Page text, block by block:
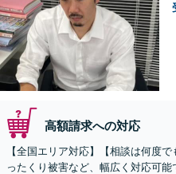
高額請求への対応
【全国エリア対応】【相談は何度
ったくり被害など、幅広く対応可